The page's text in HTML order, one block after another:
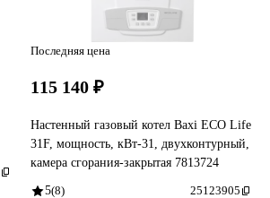
Последняя цена
115 140 ₽
Настенный газовый котел Baxi ECO Life
31F, мощность, кВт-31, двухконтурный,
камера сгорания-закрытая 7813724
5(8) 25123905